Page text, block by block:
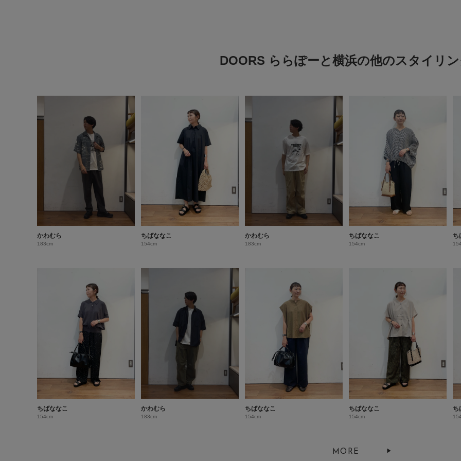
DOORS ららぽーと横浜の他のスタイリ
かわむら
183cm
ちばななこ
154cm
かわむら
183cm
ちばななこ
154cm
ち
ちばななこ
154cm
かわむら
183cm
ちばななこ
154cm
ちばななこ
154cm
ち
MORE